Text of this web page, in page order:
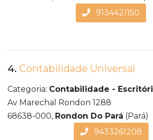
9134421150
4. Contabilidade Universal
Categoria: Contabilidade -
Av Marechal Rondon 1288
68638-000, Rondon Do Pará (Pará)
9433261208